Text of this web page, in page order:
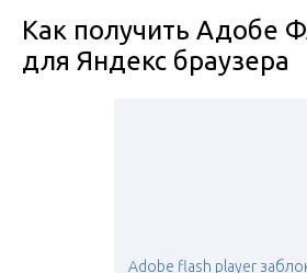
Как получить Адобе
для Яндекс браузера
Adobe flash player